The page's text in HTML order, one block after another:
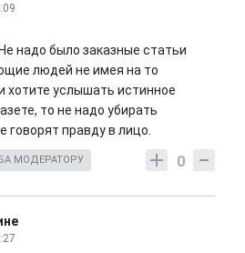
надо было заказные статьи
людей не имея на то
хотите услышать истинное
то не надо убирать
говорят правду в лицо.
0
МОДЕРАТОРУ